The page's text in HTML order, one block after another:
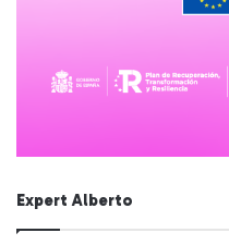
Expert Alberto